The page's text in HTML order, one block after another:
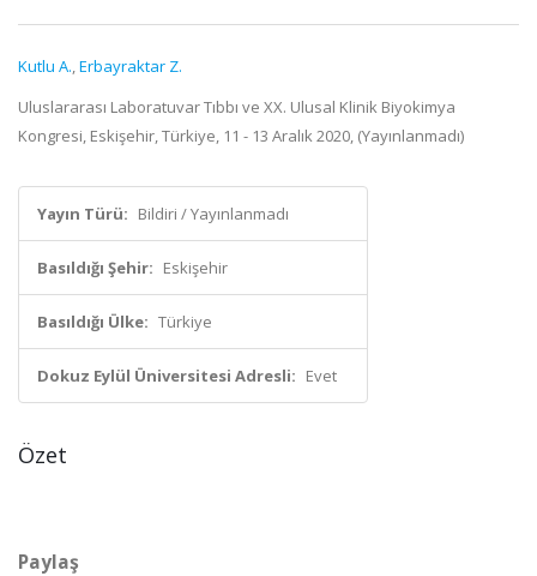
Kutlu A.,Erbayraktar Z.
Uluslararası Laboratuvar Tıbbı ve XX. Ulusal Klinik Biyokimya
Kongresi, Eskişehir, Türkiye, 11 - 13 Aralık 2020, (Yayınlanmadı)
Yayın Türü: Bildiri / Yayınlanmadı
Basıldığı Şehir: Eskişehir
Basıldığı Ülke: Türkiye
Dokuz Eylül Üniversitesi Adresli: Evet
Özet
Paylaş